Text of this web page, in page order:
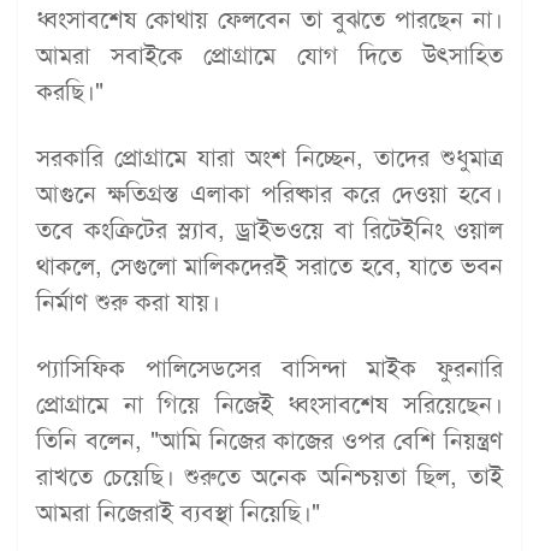
ধ্বংসাবশেষ কোথায় ফেলবেন তা বুঝতে পারছেন না।
আমরা সবাইকে প্রোগ্রামে যোগ দিতে উৎসাহিত
করছি।"
সরকারি প্রোগ্রামে যারা অংশ নিচ্ছেন, তাদের শুধুমাত্র
আগুনে ক্ষতিগ্রস্ত এলাকা পরিষ্কার করে দেওয়া হবে।
তবে কংক্রিটের স্ল্যাব, ড্রাইভওয়ে বা রিটেইনিং ওয়াল
থাকলে, সেগুলো মালিকদেরই সরাতে হবে, যাতে ভবন
নির্মাণ শুরু করা যায়।
প্যাসিফিক পালিসেডসের বাসিন্দা মাইক ফুরনারি
প্রোগ্রামে না গিয়ে নিজেই ধ্বংসাবশেষ সরিয়েছেন।
তিনি বলেন, "আমি নিজের কাজের ওপর বেশি নিয়ন্ত্রণ
রাখতে চেয়েছি। শুরুতে অনেক অনিশ্চয়তা ছিল, তাই
আমরা নিজেরাই ব্যবস্থা নিয়েছি।"